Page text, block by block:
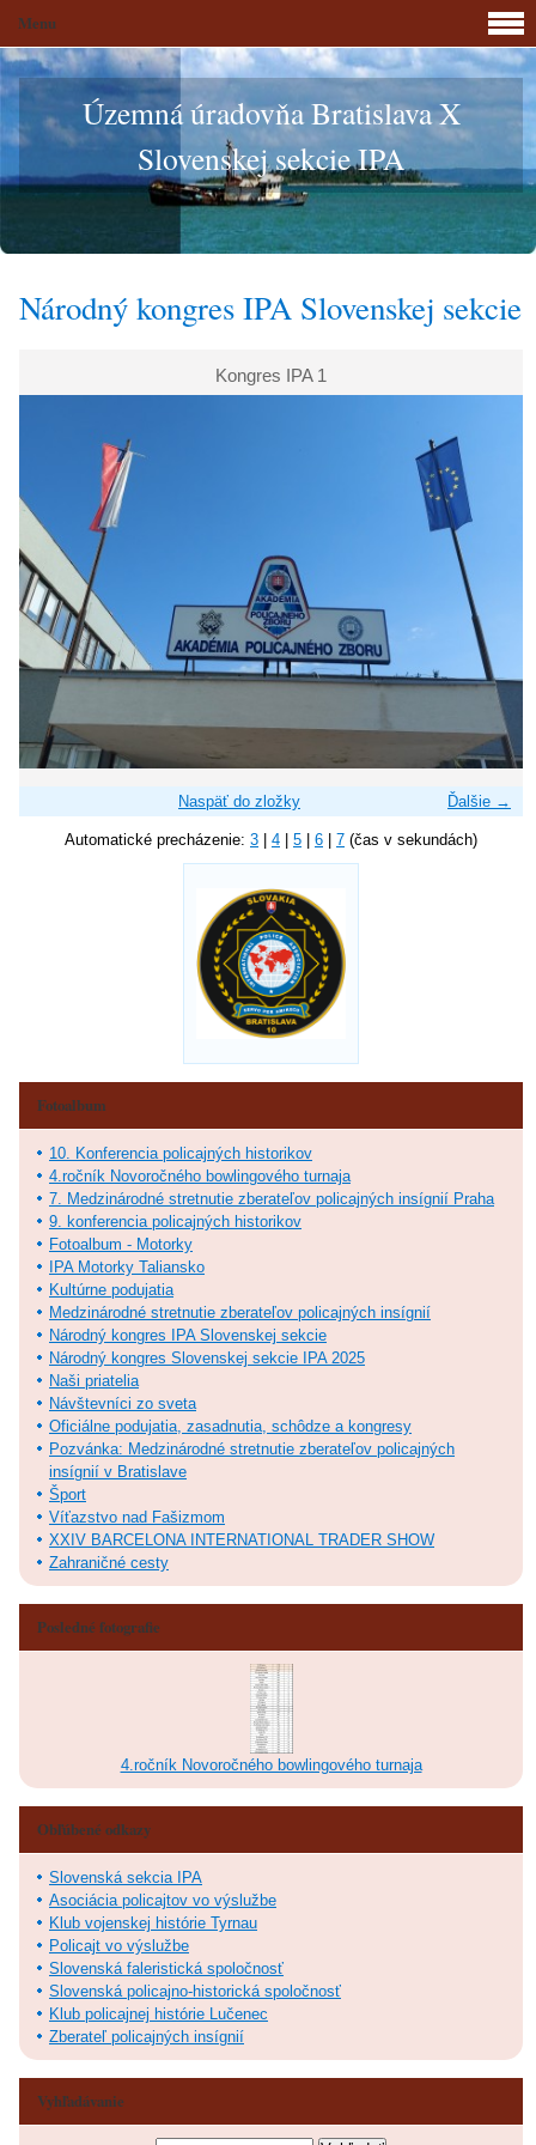
Územná úradovňa Bratislava X
Slovenskej sekcie IPA
Národný kongres IPA Slovenskej sekcie
Kongres IPA 1
Ďalšie →
Naspäť do zložky
Automatické precházenie: 3 4 5 6 7 (čas v sekundách)
Menu
Fotoalbum
10. Konferencia policajných historikov
4.ročník Novoročného bowlingového turnaja
7. Medzinárodné stretnutie zberateľov policajných insígnií Praha
9. konferencia policajných historikov
Fotoalbum - Motorky
IPA Motorky Taliansko
Kultúrne podujatia
Medzinárodné stretnutie zberateľov policajných insígnií
Národný kongres IPA Slovenskej sekcie
Národný kongres Slovenskej sekcie IPA 2025
Naši priatelia
Návštevníci zo sveta
Oficiálne podujatia, zasadnutia, schôdze a kongresy
Pozvánka: Medzinárodné stretnutie zberateľov policajných
insígnií v Bratislave
Šport
Víťazstvo nad Fašizmom
XXIV BARCELONA INTERNATIONAL TRADER SHOW
Zahraničné cesty
Posledné fotografie
4.ročník Novoročného bowlingového turnaja
Obľúbené odkazy
Slovenská sekcia IPA
Asociácia policajtov vo výslužbe
Klub vojenskej histórie Tyrnau
Policajt vo výslužbe
Slovenská faleristická spoločnosť
Slovenská policajno-historická spoločnosť
Klub policajnej histórie Lučenec
Zberateľ policajných insígnií
Vyhľadávanie